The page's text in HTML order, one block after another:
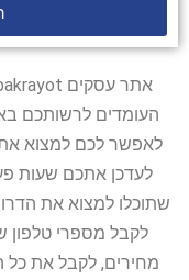
העומדים לרשותכם
לאפשר לכם למצוא את
לעדכן אתכם שעות
שתוכלו למצוא את
לקבל מספרי טלפון
מחירים, לקבל את